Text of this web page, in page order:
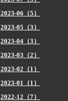
2023-06（5）
2023-05（3）
2023-04（3）
2023-03（2）
2023-02（1）
2023-01（1）
2022-12（7）